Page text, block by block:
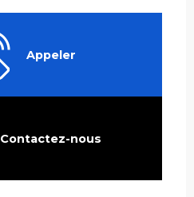
Appeler
Contactez-nous